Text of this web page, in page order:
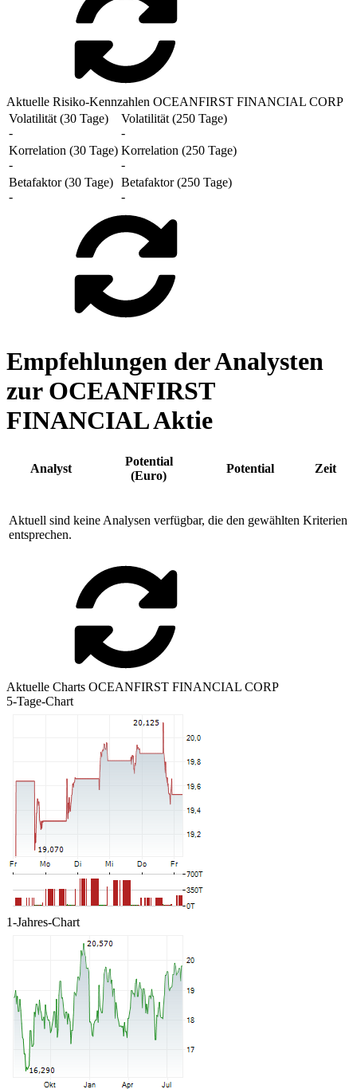
Aktuelle Risiko-Kennzahlen OCEANFIRST FINANCIAL CORP
Volatilität (30 Tage)
-
Volatilität (250 Tage)
-
Korrelation (30 Tage)
-
Korrelation (250 Tage)
-
Betafaktor (30 Tage)
-
Betafaktor (250 Tage)
-
Empfehlungen der Analysten
zur OCEANFIRST
FINANCIAL Aktie
Analyst
Potential
(Euro)
Potential Zeit
Aktuell sind keine Analysen verfügbar, die den gewählten Kriterien
entsprechen.
Aktuelle Charts OCEANFIRST FINANCIAL CORP
5-Tage-Chart
1-Jahres-Chart